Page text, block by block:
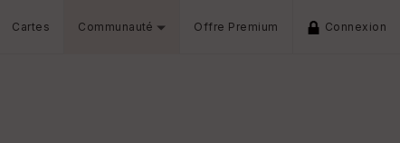
Cartes Communauté Offre Premium Connexion